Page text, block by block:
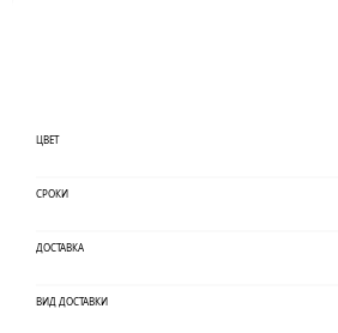
ЦВЕТ
СРОКИ
ДОСТАВКА
ВИД ДОСТАВКИ